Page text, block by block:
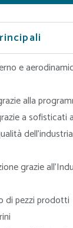
e
alla
a sofisticati
grazie
di pezzi prodotti